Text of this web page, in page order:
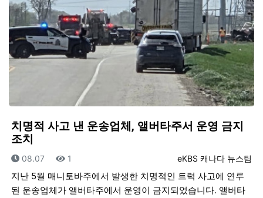
치명적 사고 낸 운송업체, 앨버타주서 운영 금지
조치
등록자
eKBS 캐나다 뉴스팀
등록일
08.07 조회
1
지난 5월 매니토바주에서 발생한 치명적인 트럭 사고에 연루
된 운송업체가 앨버타주에서 운영이 금지되었습니다. 앨버타